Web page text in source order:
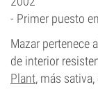
- Primer puesto
Mazar pertenece
de interior
Plant, más